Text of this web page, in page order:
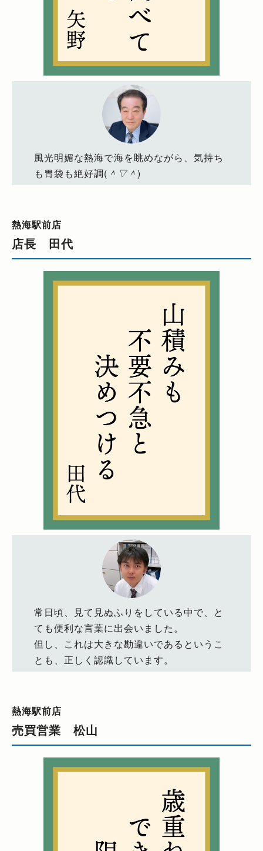
風光明媚な熱海で海を眺めながら、気持ち
も胃袋も絶好調( ＾▽＾)
熱海駅前店
店長 田代
常日頃、見て見ぬふりをしている中で、と
ても便利な言葉に出会いました。
但し、これは大きな勘違いであるというこ
とも、正しく認識しています。
熱海駅前店
売買営業 松山